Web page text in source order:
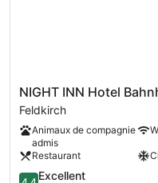
NIGHT
INN
Hotel
Bahnhofcity
Feldkirch
Feldkirch
NIGHT INN Hotel
Feldkirch
Animaux de compagnie
admis
Restaurant
4.4 Excellent